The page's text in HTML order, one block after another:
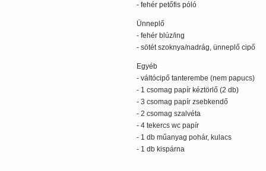
- fehér petőfis póló
Ünneplő
- fehér blúz/ing
- sötét szoknya/nadrág, ünneplő cipő
Egyéb
- váltócipő tanterembe (nem papucs)
- 1 csomag papír kéztörlő (2 db)
- 3 csomag papír zsebkendő
- 2 csomag szalvéta
- 4 tekercs wc papír
- 1 db műanyag pohár, kulacs
- 1 db kispárna